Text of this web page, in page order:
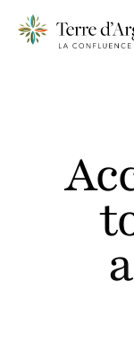
La
Séjourner
Agenda